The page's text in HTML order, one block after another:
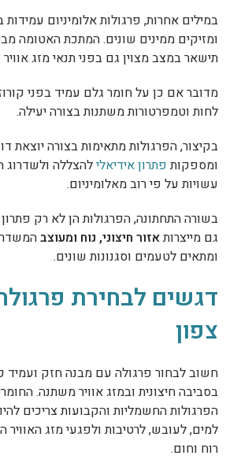
במילים אחרות, פרגולות אלומיניום
ומזיקים ממינים שונים. המתכת האטומה
תישאר במצב מצוין גם בפני תנאי מזג
מדובר אם כן על חומר גלם עמיד בפני
לחות וטמפרטורות משתנות בצורה יעילה.
בקיצור, הפרגולות מתאימות בצורה יוצאת
ומספקותפתרון אידיאלילהצללה ולשדרוג
עשויות על פי רוב מאלומיניום.
בשורה התחתונה, הפרגולות הן לא רק
גם מייצרותאזור חיצוני, נוח ומעוצב
ומתאים לטעמים וסגנונות שונים.
דגשים לבחירת
צפון
חשוב לבחור פרגולה עם מבנה חזק ועמיד
בסביבה חיצונית ובמזג אוויר משתנה.
הפרגולות החשמליות והקבועות צריכים
למים, לעובש, לרטיבות ולפגעי מזג
רוח וחום.